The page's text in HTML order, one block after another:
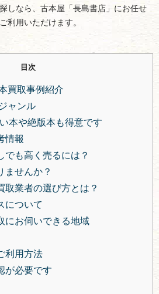
しなら、古本屋「長島書店」にお任せ
利用いただけます。
目次
買取事例紹介
ャンル
本や絶版本も得意です
情報
でも高く売るには？
ませんか？
取業者の選び方とは？
について
にお伺いできる地域
利用方法
が必要です